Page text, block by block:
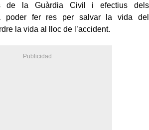
de la Guàrdia Civil i efectius dels
poder fer res per salvar la vida del
la vida al lloc de l’accident.